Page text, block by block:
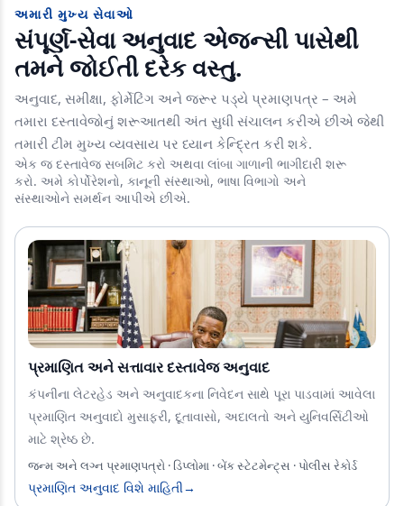
અમારી મુખ્ય સેવાઓ
સંપૂર્ણ-સેવા અનુવાદ એજન્સી પાસેથી
તમને જોઈતી દરેક વસ્તુ.
અનુવાદ, સમીક્ષા, ફોર્મેટિંગ અને જરૂર પડ્યે પ્રમાણપત્ર – અમે
તમારા દસ્તાવેજોનું શરૂઆતથી અંત સુધી સંચાલન કરીએ છીએ જેથી
તમારી ટીમ મુખ્ય વ્યવસાય પર ધ્યાન કેન્દ્રિત કરી શકે.
એક જ દસ્તાવેજ સબમિટ કરો અથવા લાંબા ગાળાની ભાગીદારી શરૂ
કરો. અમે કોર્પોરેશનો, કાનૂની સંસ્થાઓ, ભાષા વિભાગો અને
સંસ્થાઓને સમર્થન આપીએ છીએ.
પ્રમાણિત અને સત્તાવાર દસ્તાવેજ અનુવાદ
કંપનીના લેટરહેડ અને અનુવાદકના નિવેદન સાથે પૂરા પાડવામાં આવેલા
પ્રમાણિત અનુવાદો મુસાફરી, દૂતાવાસો, અદાલતો અને યુનિવર્સિટીઓ
માટે શ્રેષ્ઠ છે.
જન્મ અને લગ્ન પ્રમાણપત્રો · ડિપ્લોમા · બેંક સ્ટેટમેન્ટ્સ · પોલીસ રેકોર્ડ
પ્રમાણિત અનુવાદ વિશે માહિતી→